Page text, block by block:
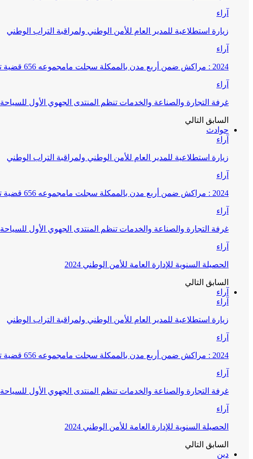
آراء
زيارة استطلاعية للمدير العام للأمن الوطني ولمراقبة التراب الوطني
آراء
2024 : مراكش ضمن أربع مدن بالممكلة سجلت مامجموعه 656 قضية تتعلق بغسيل الأموال
آراء
غرفة التجارة والصناعة والخدمات تنظم المنتدى الجهوي الأول
السابق التالي
حوادث
آراء
زيارة استطلاعية للمدير العام للأمن الوطني ولمراقبة التراب الوطني
آراء
2024 : مراكش ضمن أربع مدن بالممكلة سجلت مامجموعه 656 قضية تتعلق بغسيل الأموال
آراء
غرفة التجارة والصناعة والخدمات تنظم المنتدى الجهوي الأول
آراء
الحصيلة السنوية للإدارة العامة للأمن الوطني 2024
السابق التالي
آراء
آراء
زيارة استطلاعية للمدير العام للأمن الوطني ولمراقبة التراب الوطني
آراء
2024 : مراكش ضمن أربع مدن بالممكلة سجلت مامجموعه 656 قضية تتعلق بغسيل الأموال
آراء
غرفة التجارة والصناعة والخدمات تنظم المنتدى الجهوي الأول
آراء
الحصيلة السنوية للإدارة العامة للأمن الوطني 2024
السابق التالي
دين